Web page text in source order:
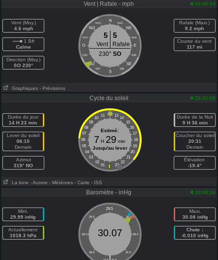
Vent | Rafale - mph 22:40:24
Vent (Moy.)
4.6 mph
1 Bft
Calme
Direction (Moy.)
SO 230°
N
NNO NNE
NO NE
ONO ENE
O E
OSO ESE
SO SE
SSO SSE
S
5 5
Vent
Rafale
230° SO
Rafale (Maxi.)
9.2 mph
Course du vent
117 mi
Graphiques - Prévisions
Cycle du soleil 22:41:02
Durée du jour
14 H 23 min
Lever du soleil
06:10
Demain
Azimut
319° NO
11 13
10
14
09
15
08
16
07
17
06
18
05
19
04
20
03
21
02
22
01 23
Estimé:
7 H 29 min
Jusqu'au lever
Durée de la Nuit
9 H 36 min
Coucher du soleil
20:31
Demain
Élévation
-19.4°
La lune - Aurore - Météores - Carte - ISS
Baromètre - inHg 22:40:24
Mini.
29.99 inHg
Actuellement
1018.3 hPa
29.5
29.0 30.0
28.5 30.5
28.0 31.0
|
30.07
Maxi.
30.08 inHg
Chute ↓
-0.010 inHg